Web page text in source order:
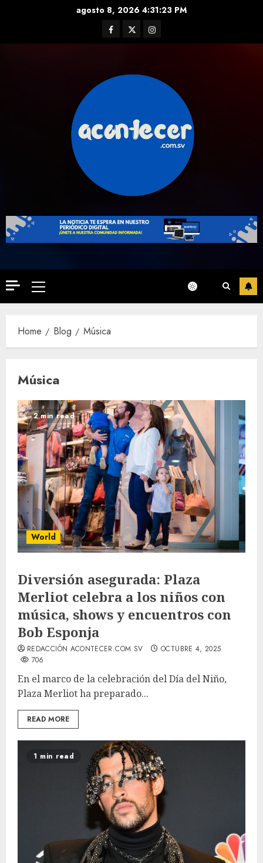
agosto 8, 2026 4:31:24 PM
Facebook
TwitterInstagram
Primary
Menu
Home Blog Música
Música
2 min read
World
Diversión asegurada: Plaza
Merliot celebra a los niños con
música, shows y encuentros con
Bob Esponja
REDACCIÓN ACONTECER.COM.SV
OCTUBRE 4, 2025
706
En el marco de la celebración del Día del Niño,
Plaza Merliot ha preparado...
READ MORE
1 min read